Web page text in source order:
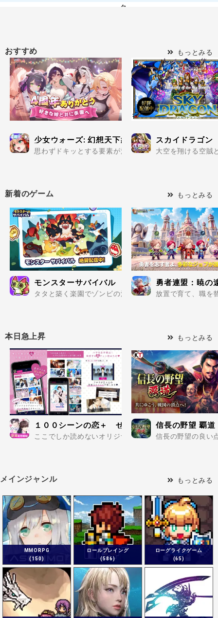
おすすめ もっとみる
少女ウォーズ: 幻想天下統一戦
思わずドキッとする要素が満載の美少女だらけで楽し
スカイドラゴン
大空を翔ける空賊
新着のゲーム もっとみる
モンスターサバイバル
タタと築く楽園でゾンビの波を迎え撃て..
勇者連盟：暁の
放置で育て、職を
本日急上昇 もっとみる
１００シーンの恋＋ ぜんぶ恋愛・お得にイッキ
ここでしか読めないオリジナル恋愛ストーリーを一気読
信長の野望 覇道
信長の野望の良い
メインジャンル もっとみる
MMORPG
(150)
ロールプレイング
(586)
ローグライクゲーム
(65)